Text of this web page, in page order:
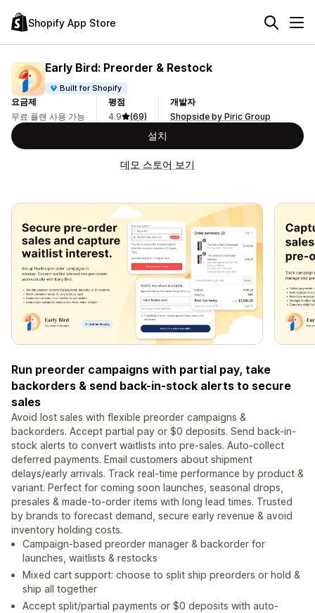
Shopify App Store
Early Bird: Preorder & Restock
Built for Shopify
요금제
무료 플랜 사용 가능
평점
4.9
(69)
개발자
Shopside by Piric Group
설치
데모 스토어 보기
Run preorder campaigns with partial pay, take
backorders & send back-in-stock alerts to secure
sales
Avoid lost sales with flexible preorder campaigns &
backorders. Accept partial pay or $0 deposits. Send back-in-
stock alerts to convert waitlists into pre-sales. Auto-collect
deferred payments. Email customers about shipment
delays/early arrivals. Track real-time performance by product &
variant. Perfect for coming soon launches, seasonal drops,
presales & made-to-order items with long lead times. Trusted
by brands to forecast demand, secure early revenue & avoid
inventory holding costs.
Campaign-based preorder manager & backorder for
launches, waitlists & restocks
Mixed cart support: choose to split ship preorders or hold &
ship all together
Accept split/partial payments or $0 deposits with auto-